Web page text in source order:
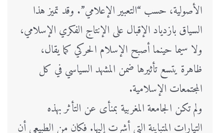
الأصولية، حسب “التعبير الإعلامي”. وقد تميز هذا
السياق بازدياد الإقبال على الإنتاج الفكري الإسلامي،
ولا سيما حينما أصبح الإسلام الحركي كما يقال،
ظاهرة يتسع تأثيرها ضمن المشهد السياسي في كل
المجتمعات الإسلامية.
ولم تكن الجامعة المغربية بمنأى عن التأثر بهذه
التيارات المتباينة التي أشرت إليها. فكان من الطبيعي أن